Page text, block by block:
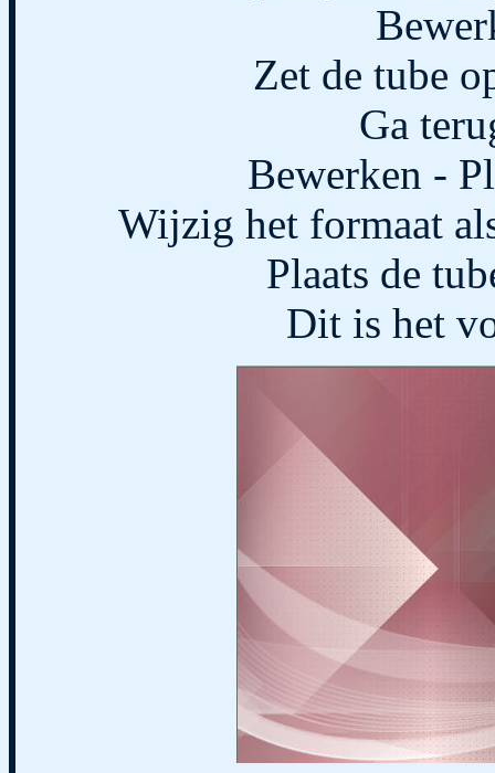
Zet de tube
Ga
Bewerken -
Wijzig het formaat
Plaats de
Dit is het